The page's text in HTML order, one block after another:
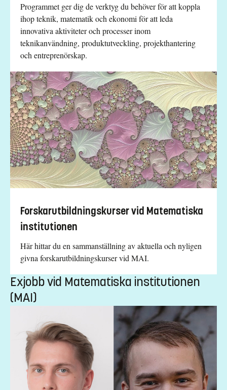
Programmet ger dig de verktyg du behöver för att koppla
ihop teknik, matematik och ekonomi för att leda
innovativa aktiviteter och processer inom
teknikanvändning, produktutveckling, projekthantering
och entreprenörskap.
Forskarutbildningskurser vid Matematiska
institutionen
Här hittar du en sammanställning av aktuella och nyligen
givna forskarutbildningskurser vid MAI.
Exjobb vid Matematiska institutionen
(MAI)